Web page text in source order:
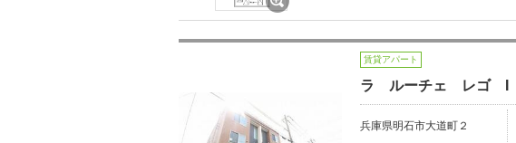
賃貸アパート
ラ ルーチェ レゴ I
兵庫県明石市大道町２